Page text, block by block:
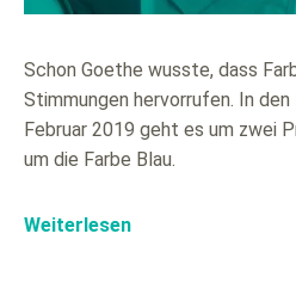
Schon Goethe wusste, dass
Stimmungen hervorrufen. In
Februar 2019 geht es um zwei
um die Farbe Blau.
Weiterlesen